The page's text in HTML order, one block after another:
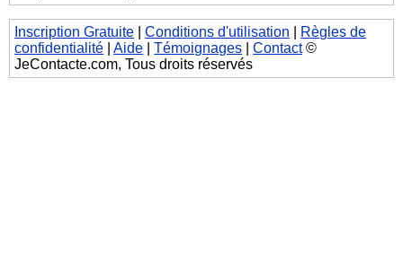
Inscription Gratuite |Conditions d'utilisation
Règles de
confidentialité |Aide |Témoignages |Contact©
JeContacte.com, Tous droits réservés